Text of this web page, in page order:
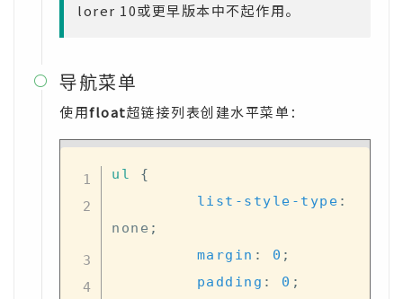
lorer 10或更早版本中不起作用。
 导航菜单
使用float超链接列表创建水平菜单：
ul
{
list-style-type :
none ;
margin : 0 ;
padding : 0 ;